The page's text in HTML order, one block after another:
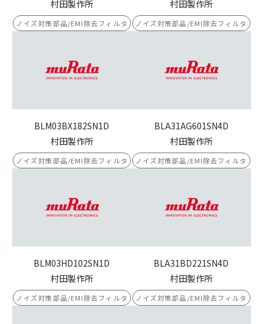
村田製作所
ノイズ対策部品/EMI除去フィルタ
村田製作所
ノイズ対策部品/EMI除去フィルタ
BLM03BX182SN1D
村田製作所
ノイズ対策部品/EMI除去フィルタ
BLA31AG601SN4D
村田製作所
ノイズ対策部品/EMI除去フィルタ
BLM03HD102SN1D
村田製作所
ノイズ対策部品/EMI除去フィルタ
BLA31BD221SN4D
村田製作所
ノイズ対策部品/EMI除去フィルタ